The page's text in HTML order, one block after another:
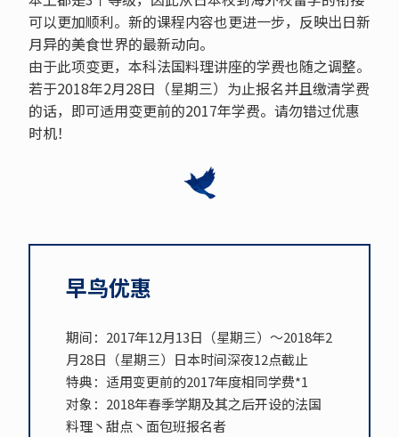
可以更加顺利。新的课程内容也更进一步，反映出日新
月异的美食世界的最新动向。
由于此项变更，本科法国料理讲座的学费也随之调整。
若于2018年2月28日（星期三）为止报名并且缴清学费
的话，即可适用变更前的2017年学费。请勿错过优惠
时机！
早鸟优惠
期间：2017年12月13日（星期三）～2018年2
月28日（星期三）日本时间深夜12点截止
特典：适用变更前的2017年度相同学费*1
对象：2018年春季学期及其之后开设的法国
料理丶甜点丶面包班报名者